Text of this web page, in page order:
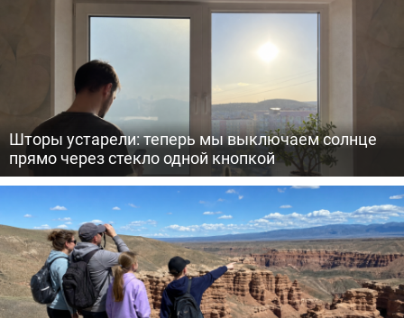
Шторы устарели: теперь мы выключаем солнце
прямо через стекло одной кнопкой